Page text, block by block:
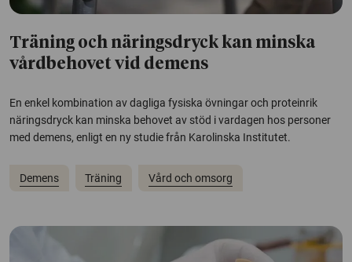
Träning och näringsdryck kan minska
vårdbehovet vid demens
En enkel kombination av dagliga fysiska övningar och proteinrik
näringsdryck kan minska behovet av stöd i vardagen hos personer
med demens, enligt en ny studie från Karolinska Institutet.
Demens Träning Vård och omsorg